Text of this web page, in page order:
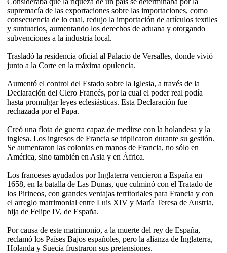
supremacía de las exportaciones sobre las importaciones, como
consecuencia de lo cual, redujo la importación de artículos textiles
y suntuarios, aumentando los derechos de aduana y otorgando
subvenciones a la industria local.
Trasladó la residencia oficial al Palacio de Versalles, donde vivió
junto a la Corte en la máxima opulencia.
Aumentó el control del Estado sobre la Iglesia, a través de la
Declaración del Clero Francés, por la cual el poder real podía
hasta promulgar leyes eclesiásticas. Esta Declaración fue
rechazada por el Papa.
Creó una flota de guerra capaz de medirse con la holandesa y la
inglesa. Los ingresos de Francia se triplicaron durante su gestión.
Se aumentaron las colonias en manos de Francia, no sólo en
América, sino también en Asia y en África.
Los franceses ayudados por Inglaterra vencieron a España en
1658, en la batalla de Las Dunas, que culminó con el Tratado de
los Pirineos, con grandes ventajas territoriales para Francia y con
el arreglo matrimonial entre Luis XIV y María Teresa de Austria,
hija de Felipe IV, de España.
Por causa de este matrimonio, a la muerte del rey de España,
reclamó los Países Bajos españoles, pero la alianza de Inglaterra,
Holanda y Suecia frustraron sus pretensiones.